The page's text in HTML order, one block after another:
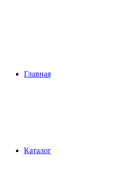
Главная
Каталог